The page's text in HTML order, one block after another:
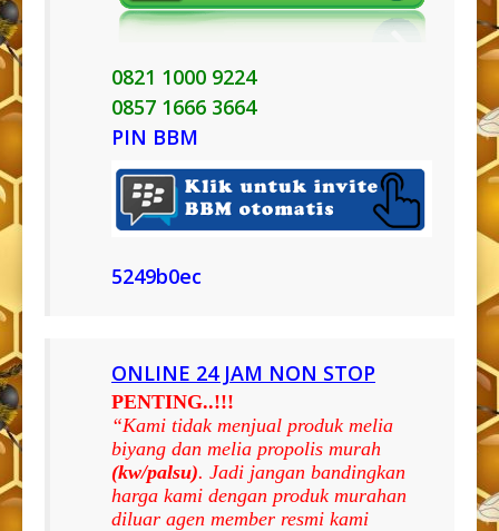
0821 1000 9224
0857 1666 3664
PIN BBM
5249b0ec
ONLINE 24 JAM NON STOP
PENTING..!!!
“Kami tidak menjual produk melia
biyang dan melia propolis murah
(kw/palsu). Jadi jangan bandingkan
harga kami dengan produk murahan
diluar agen member resmi kami